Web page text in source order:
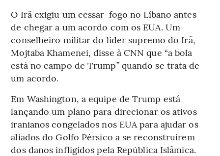
O Irã exigiu um cessar-fogo no Líbano antes
de chegar a um acordo com os EUA. Um
conselheiro militar do líder supremo do Irã,
Mojtaba Khamenei, disse à CNN que “a bola
está no campo de Trump” quando se trata de
um acordo.
Em Washington, a equipe de Trump está
lançando um plano para direcionar os ativos
iranianos congelados nos EUA para ajudar os
aliados do Golfo Pérsico a se reconstruírem
dos danos infligidos pela República Islâmica.